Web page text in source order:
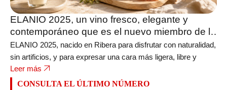
ELANIO 2025, un vino fresco, elegante y
contemporáneo que es el nuevo miembro de la
bodega FERRATUS
ELANIO 2025, nacido en Ribera para disfrutar con naturalidad,
sin artificios, y para expresar una cara más ligera, libre y
Leer más
CONSULTA EL ÚLTIMO NÚMERO